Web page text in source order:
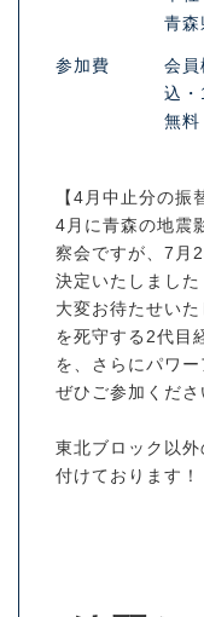
青
参加費
会
込・
無料
【4月中止分の振
4月に青森の地震
察会ですが、7月
決定いたしました
大変お待たせい
を死守する2代目
を、さらにパワー
ぜひご参加くださ
東北ブロック以
付けております！